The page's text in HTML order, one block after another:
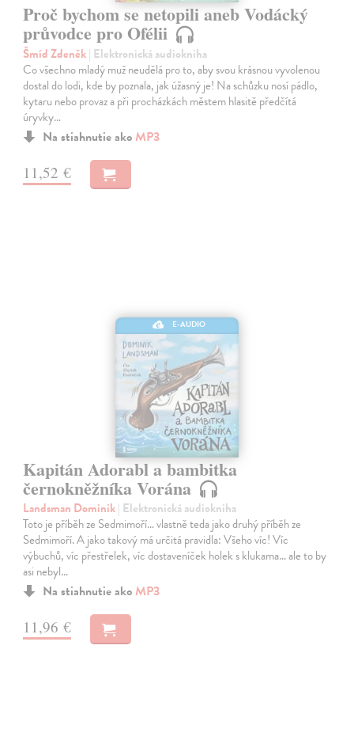
Proč bychom se netopili aneb Vodácký
průvodce pro Ofélii
Šmíd Zdeněk| Elektronická audiokniha
Co všechno mladý muž neudělá pro to, aby svou krásnou vyvolenou
dostal do lodi, kde by poznala, jak úžasný je! Na schůzku nosí pádlo,
kytaru nebo provaz a při procházkách městem hlasitě předčítá
úryvky…
Na stiahnutie ako MP3
11,52 €
E-AUDIO
Kapitán Adorabl a bambitka
černokněžníka Vorána
Landsman Dominik| Elektronická audiokniha
Toto je příběh ze Sedmimoří… vlastně teda jako druhý příběh ze
Sedmimoří. A jako takový má určitá pravidla: Všeho víc! Víc
výbuchů, víc přestřelek, víc dostaveníček holek s klukama… ale to by
asi nebyl…
Na stiahnutie ako MP3
11,96 €